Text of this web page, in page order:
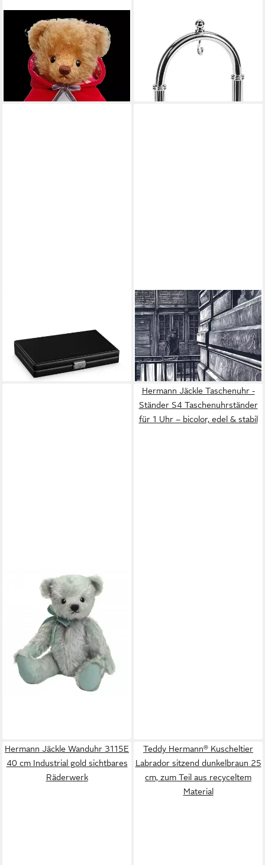
TEDDY HERMANN®
Dekofigur Teddy Hermann
Rotkäppchen 25 cm Teddybär
mit Korb
189,00 €
lieferbar - in 2-3 Werktagen bei dir
HERMANN JÄCKLE
Taschenuhr -Ständer S2
Taschenuhrständer für 1
Taschenuhr, verchromt
44,95 €
lieferbar - in 2-3 Werktagen bei dir
Taschenuhren Sammler Box
schwarz, Made in Germany
129,95 €
lieferbar - in 2-3 Werktagen bei dir
Haarmann / Peer Meter,
Isabel Kreitz
24,00 €
lieferbar - in 2-3 Werktagen bei dir
TEDDY HERMANN®
Dekofigur Teddy Hermann
Nostalgie Teddybär antikblau
179,00 €
lieferbar - in 2-3 Werktagen bei dir
Hermann Jäckle Taschenuhr -
Ständer S4 Taschenuhrständer
für 1 Uhr – bicolor, edel & stabil
Hermann Jäckle Wanduhr 3115E
40 cm Industrial gold sichtbares
Räderwerk
Teddy Hermann® Kuscheltier
Labrador sitzend dunkelbraun 25
cm, zum Teil aus recyceltem
Material